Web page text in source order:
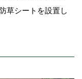
草シートを設置し